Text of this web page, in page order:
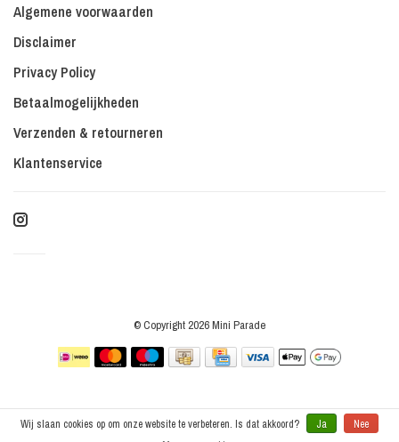
Algemene voorwaarden
Disclaimer
Privacy Policy
Betaalmogelijkheden
Verzenden & retourneren
Klantenservice
© Copyright 2026 Mini Parade
Wij slaan cookies op om onze website te verbeteren. Is dat akkoord? Ja
Nee